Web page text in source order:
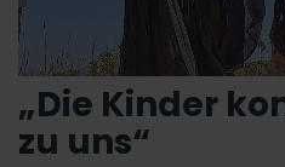
„Die Kinder
zu uns“